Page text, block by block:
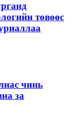
төвөөс
чинь
за